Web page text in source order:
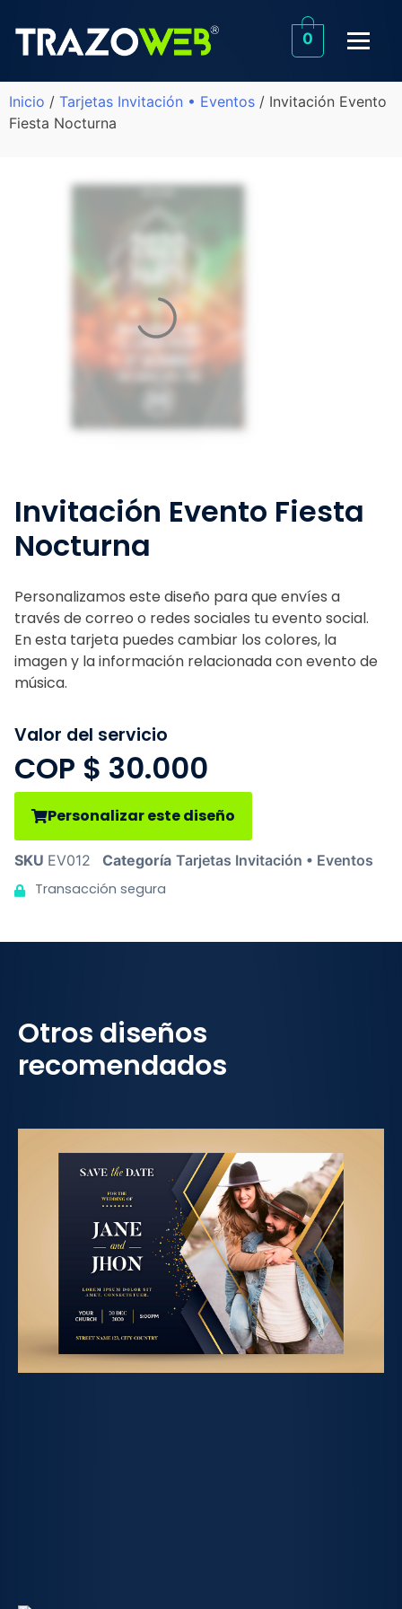
0
Inicio / Tarjetas Invitación • Eventos / Invitación Evento
Fiesta Nocturna
Invitación Evento Fiesta
Nocturna
Personalizamos este diseño para que envíes a
través de correo o redes sociales tu evento social.
En esta tarjeta puedes cambiar los colores, la
imagen y la información relacionada con evento de
música.
Valor del servicio
COP $ 30.000
Personalizar este diseño
SKU EV012 Categoría Tarjetas Invitación • Eventos
Transacción segura
Otros diseños
recomendados